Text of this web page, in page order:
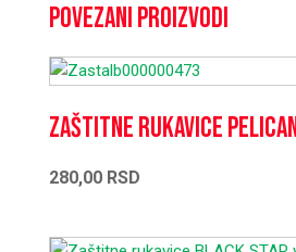
Povezani proizvodi
Zaštitne rukavice
280,00 RSD